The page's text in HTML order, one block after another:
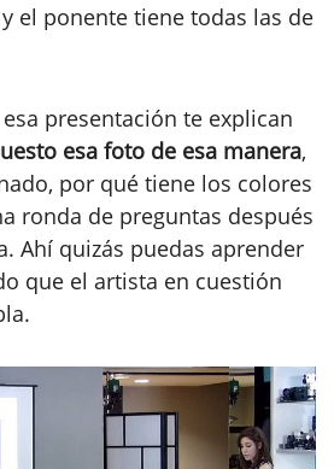
el ponente tiene todas las de
presentación te explican
esa foto de esa manera,
por qué tiene los colores
ronda de preguntas después
Ahí quizás puedas aprender
que el artista en cuestión